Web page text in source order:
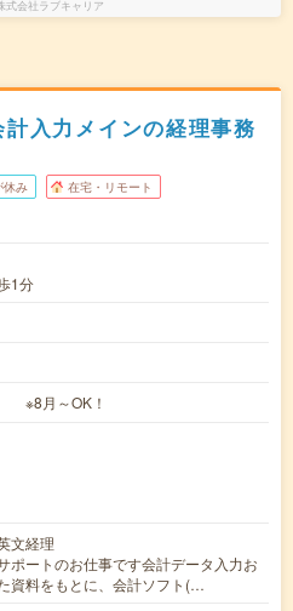
式会社ラブキャリア
入力メインの経理事務
休み 在宅・リモート
1分
※8月～OK！
文経理
ポートのお仕事です会計データ入力お
資料をもとに、会計ソフト(…